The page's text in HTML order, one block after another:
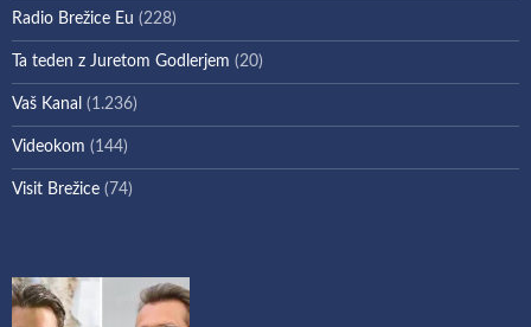
Radio Brežice Eu (228)
Ta teden z Juretom Godlerjem (20)
Vaš Kanal (1.236)
Videokom (144)
Visit Brežice (74)